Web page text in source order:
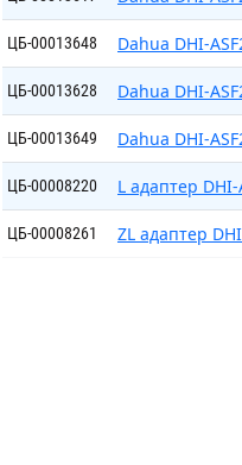
ЦБ-00013648 Dahua DHI-
ЦБ-00013628 Dahua DHI-
ЦБ-00013649 Dahua DHI-
ЦБ-00008220 L адаптер DHI-
ЦБ-00008261 ZL адаптер